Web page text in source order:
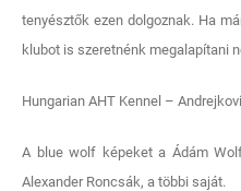
tenyésztők ezen dolgoznak. Ha
klubot is szeretnénk megalapítani
Hungarian AHT Kennel –
A blue wolf képeket a Ádám
Alexander Roncsák, a többi saját.